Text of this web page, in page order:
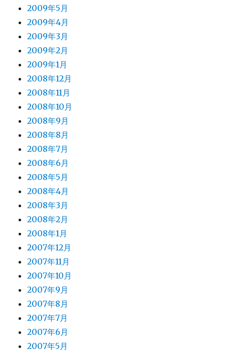
2009年5月
2009年4月
2009年3月
2009年2月
2009年1月
2008年12月
2008年11月
2008年10月
2008年9月
2008年8月
2008年7月
2008年6月
2008年5月
2008年4月
2008年3月
2008年2月
2008年1月
2007年12月
2007年11月
2007年10月
2007年9月
2007年8月
2007年7月
2007年6月
2007年5月